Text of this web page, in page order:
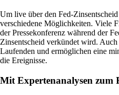
Um live über den Fed-
verschiedene Möglichkeiten. Viele
der Pressekonferenz während der
Zinsentscheid verkündet wird.
Laufenden und ermöglichen eine
die Ereignisse.
Mit Expertenanalysen zum